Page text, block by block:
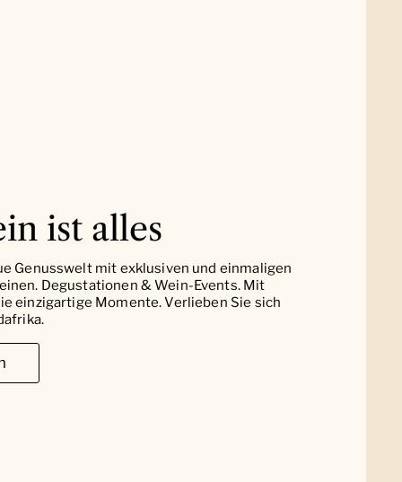
ist alles
Genusswelt mit exklusiven und einmaligen
Degustationen & Wein-Events. Mit
einzigartige Momente. Verlieben Sie sich